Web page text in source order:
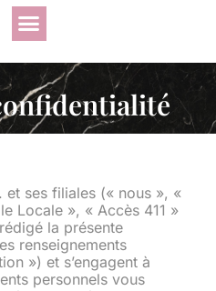
et ses filiales (« nous », «
Locale », « Accès 411 »
la présente
renseignements
») et s’engagent à
personnels vous